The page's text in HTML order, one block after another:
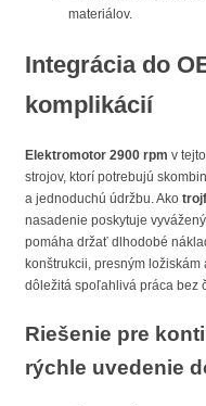
materiálov.
Integrácia do
komplikácií
Elektromotor 2900 rpm v
strojov, ktorí potrebujú
a jednoduchú údržbu. Ako
nasadenie poskytuje
pomáha držať dlhodobé
konštrukcii, presným
dôležitá spoľahlivá práca bez
Riešenie pre
rýchle uvedenie